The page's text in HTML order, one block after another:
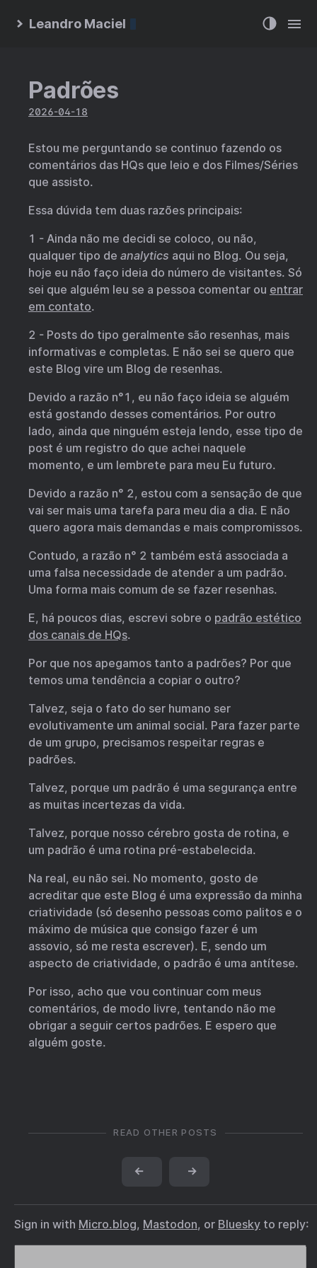
Leandro Maciel
Padrões
2026-04-18
Estou me perguntando se continuo fazendo os
comentários das HQs que leio e dos Filmes/Séries
que assisto.
Essa dúvida tem duas razões principais:
1 - Ainda não me decidi se coloco, ou não,
qualquer tipo de analytics aqui no Blog. Ou seja,
hoje eu não faço ideia do número de visitantes. Só
sei que alguém leu se a pessoa comentar ou entrar
em contato.
2 - Posts do tipo geralmente são resenhas, mais
informativas e completas. E não sei se quero que
este Blog vire um Blog de resenhas.
Devido a razão n°1, eu não faço ideia se alguém
está gostando desses comentários. Por outro
lado, ainda que ninguém esteja lendo, esse tipo de
post é um registro do que achei naquele
momento, e um lembrete para meu Eu futuro.
Devido a razão n° 2, estou com a sensação de que
vai ser mais uma tarefa para meu dia a dia. E não
quero agora mais demandas e mais compromissos.
Contudo, a razão n° 2 também está associada a
uma falsa necessidade de atender a um padrão.
Uma forma mais comum de se fazer resenhas.
E, há poucos dias, escrevi sobre o padrão estético
dos canais de HQs.
Por que nos apegamos tanto a padrões? Por que
temos uma tendência a copiar o outro?
Talvez, seja o fato do ser humano ser
evolutivamente um animal social. Para fazer parte
de um grupo, precisamos respeitar regras e
padrões.
Talvez, porque um padrão é uma segurança entre
as muitas incertezas da vida.
Talvez, porque nosso cérebro gosta de rotina, e
um padrão é uma rotina pré-estabelecida.
Na real, eu não sei. No momento, gosto de
acreditar que este Blog é uma expressão da minha
criatividade (só desenho pessoas como palitos e o
máximo de música que consigo fazer é um
assovio, só me resta escrever). E, sendo um
aspecto de criatividade, o padrão é uma antítese.
Por isso, acho que vou continuar com meus
comentários, de modo livre, tentando não me
obrigar a seguir certos padrões. E espero que
alguém goste.
READ OTHER POSTS
← →
Sign in with Micro.blog, Mastodon, or Bluesky to reply: